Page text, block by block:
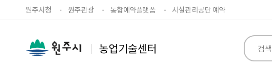
원주시청 원주관광 통합예약플랫폼 시설관리공단 예약
농업기술센터